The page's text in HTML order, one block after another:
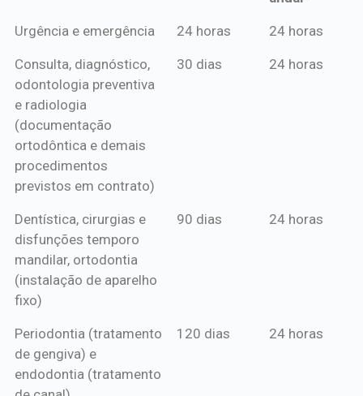
*Procedimentos Amil
*Pagamento
mensal*
*Pagamento
de crédito
Urgência e emergência 24 horas 24 horas
Consulta, diagnóstico,
odontologia preventiva
e radiologia
(documentação
ortodôntica e demais
procedimentos
previstos em contrato)
30 dias 24 horas
Dentística, cirurgias e
disfunções temporo
mandilar, ortodontia
(instalação de aparelho
fixo)
90 dias 24 horas
Periodontia (tratamento
de gengiva) e
endodontia (tratamento
120 dias 24 horas